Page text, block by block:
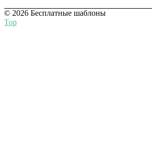
© 2026 Бесплатные шаблоны
Top